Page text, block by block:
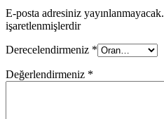
E-posta adresiniz yayınlanmayacak.
işaretlenmişlerdir
Derecelendirmeniz *
Değerlendirmeniz *